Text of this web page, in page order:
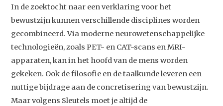
In de zoektocht naar een verklaring voor het
bewustzijn kunnen verschillende disciplines worden
gecombineerd. Via moderne neurowetenschappelijke
technologieën, zoals PET- en CAT-scans en MRI-
apparaten, kan in het hoofd van de mens worden
gekeken. Ook de filosofie en de taalkunde leveren een
nuttige bijdrage aan de concretisering van bewustzijn.
Maar volgens Sleutels moet je altijd de